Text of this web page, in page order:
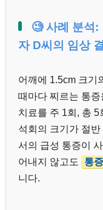
🧐 사례 분석:
자 D씨의 임상
어깨에 1.5cm 크기
때마다 찌르는 통
치료를 주 1회, 총
석회의 크기가 절
서의 급성 통증이
어내지 않고도
통
니다.